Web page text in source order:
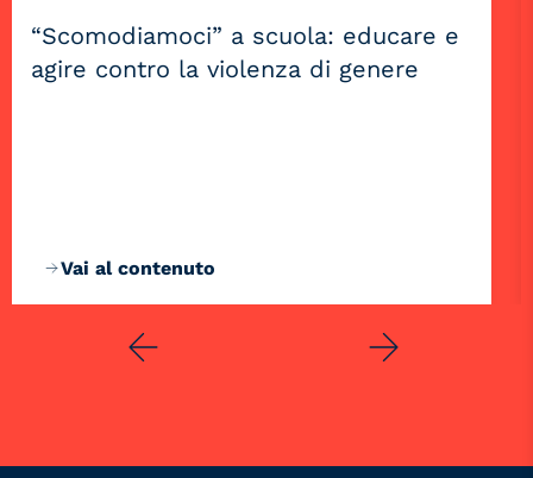
“Scomodiamoci” a scuola: educare e
agire contro la violenza di genere
Vai al contenuto